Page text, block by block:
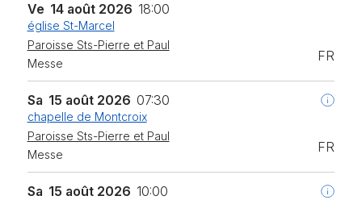
Ve 14 août 2026 18:00
église St-Marcel
Paroisse Sts-Pierre et Paul
Messe
FR
Sa 15 août 2026 07:30
chapelle de Montcroix
Paroisse Sts-Pierre et Paul
Messe
FR
Sa 15 août 2026 10:00